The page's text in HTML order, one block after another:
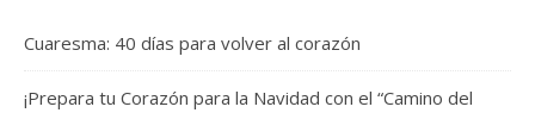
Cuaresma: 40 días para volver al corazón
¡Prepara tu Corazón para la Navidad con el “Camino del